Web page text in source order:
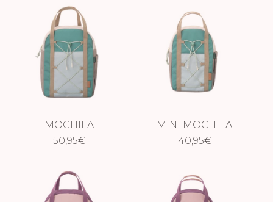
MOCHILA
ESCAPADA VERDE
50,95€
MINI MOCHILA
ESCAPADA VERDE
40,95€